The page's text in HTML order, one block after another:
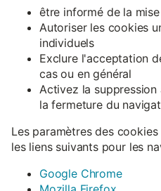
être informé de la
Autoriser les cookies
individuels
Exclure l'acceptation
cas ou en général
Activez la
la fermeture du
Les paramètres des
les liens suivants pour les
Google Chrome